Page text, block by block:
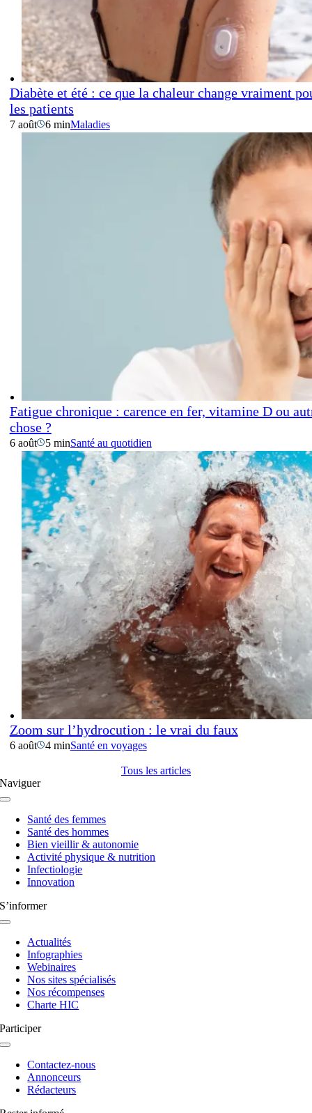
Diabète et été : ce que la chaleur change vraiment
les patients
7 août 6 minMaladies
Fatigue chronique : carence en fer, vitamine D ou
chose ?
6 août 5 minSanté au quotidien
Zoom sur l’hydrocution : le vrai du faux
6 août 4 minSanté en voyages
Tous les articles
Naviguer
Navigation
basculeSanté des femmes
Santé des hommes
Bien vieillir & autonomie
Activité physique & nutrition
Infectiologie
Innovation
S’informer
Navigation
basculeActualités
Infographies
Webinaires
Nos sites spécialisés
Nos récompenses
Charte HIC
Participer
Navigation
basculeContactez-nous
Annonceurs
Rédacteurs